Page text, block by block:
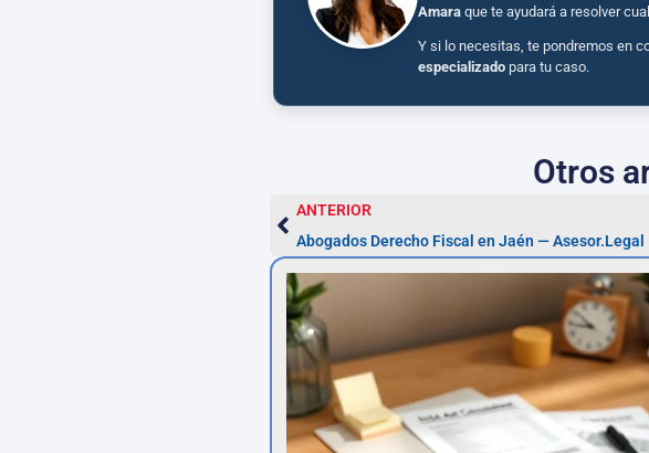
Amara que te ayudará a resolver
Y si lo necesitas, te pondremos en
especializado para tu caso.
Otros
ANTERIOR
Abogados Derecho Fiscal en Jaén — Asesor.Legal